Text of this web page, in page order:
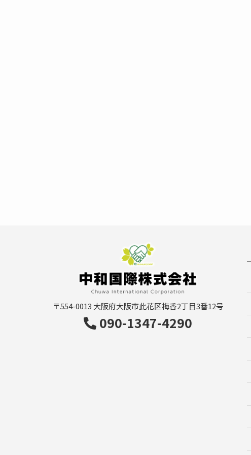
〒554-0013 大阪府大阪市此花区梅香2丁目3番12号
090-1347-4290